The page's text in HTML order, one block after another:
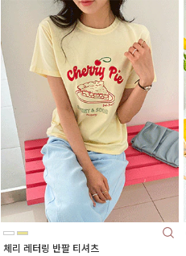
체리 레터링 반팔 티셔츠